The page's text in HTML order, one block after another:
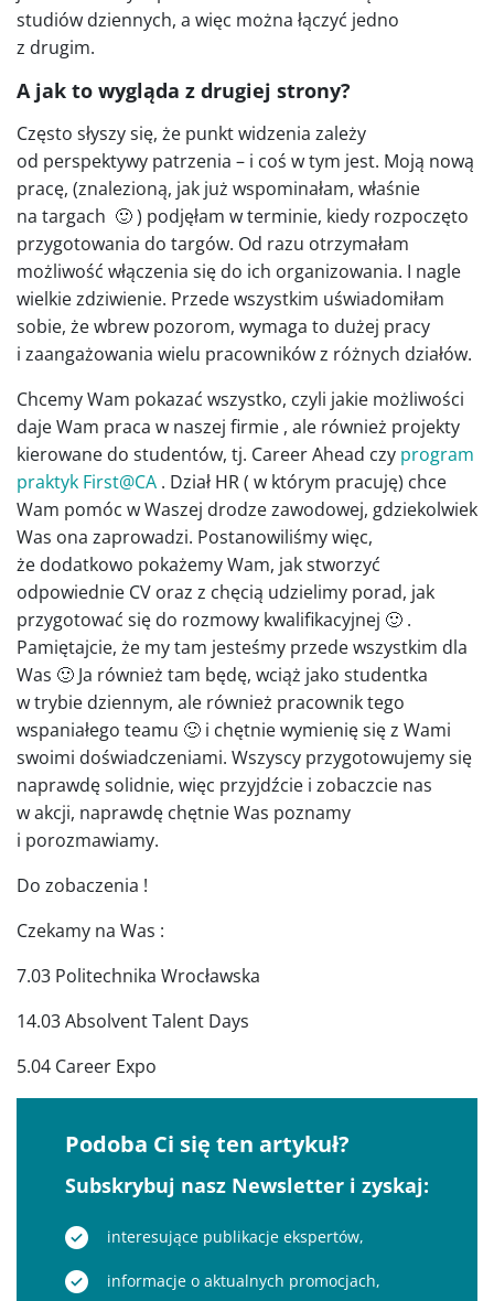
studiów dziennych, a więc można łączyć jedno
z drugim.
A jak to wygląda z drugiej strony?
Często słyszy się, że punkt widzenia zależy
od perspektywy patrzenia – i coś w tym jest. Moją nową
pracę, (znalezioną, jak już wspominałam, właśnie
na targach 🙂 ) podjęłam w terminie, kiedy rozpoczęto
przygotowania do targów. Od razu otrzymałam
możliwość włączenia się do ich organizowania. I nagle
wielkie zdziwienie. Przede wszystkim uświadomiłam
sobie, że wbrew pozorom, wymaga to dużej pracy
i zaangażowania wielu pracowników z różnych działów.
Chcemy Wam pokazać wszystko, czyli jakie możliwości
daje Wam praca w naszej firmie , ale również projekty
kierowane do studentów, tj. Career Ahead czy program
praktyk First@CA . Dział HR ( w którym pracuję) chce
Wam pomóc w Waszej drodze zawodowej, gdziekolwiek
Was ona zaprowadzi. Postanowiliśmy więc,
że dodatkowo pokażemy Wam, jak stworzyć
odpowiednie CV oraz z chęcią udzielimy porad, jak
przygotować się do rozmowy kwalifikacyjnej 🙂 .
Pamiętajcie, że my tam jesteśmy przede wszystkim dla
Was 🙂 Ja również tam będę, wciąż jako studentka
w trybie dziennym, ale również pracownik tego
wspaniałego teamu 🙂 i chętnie wymienię się z Wami
swoimi doświadczeniami. Wszyscy przygotowujemy się
naprawdę solidnie, więc przyjdźcie i zobaczcie nas
w akcji, naprawdę chętnie Was poznamy
i porozmawiamy.
Do zobaczenia !
Czekamy na Was :
7.03 Politechnika Wrocławska
14.03 Absolvent Talent Days
5.04 Career Expo
Podoba Ci się ten artykuł?
Subskrybuj nasz Newsletter i zyskaj:
interesujące publikacje ekspertów,
informacje o aktualnych promocjach,